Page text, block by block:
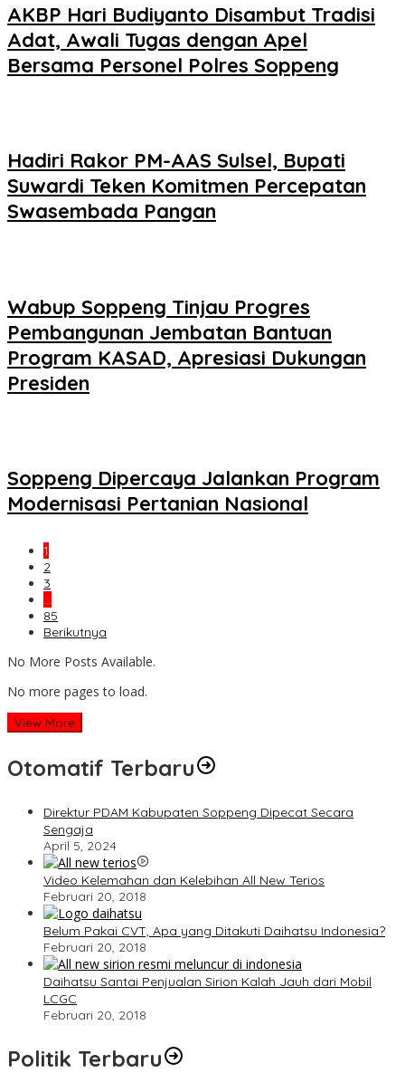
AKBP Hari Budiyanto Disambut Tradisi
Adat, Awali Tugas dengan Apel
Bersama Personel Polres Soppeng
Hadiri Rakor PM-AAS Sulsel, Bupati
Suwardi Teken Komitmen Percepatan
Swasembada Pangan
Wabup Soppeng Tinjau Progres
Pembangunan Jembatan Bantuan
Program KASAD, Apresiasi Dukungan
Presiden
Soppeng Dipercaya Jalankan Program
Modernisasi Pertanian Nasional
1
2
3
…
85
Berikutnya
No More Posts Available.
No more pages to load.
View More
Otomatif Terbaru
Direktur PDAM Kabupaten Soppeng Dipecat Secara
Sengaja
April 5, 2024
Video Kelemahan dan Kelebihan All New Terios
Februari 20, 2018
Belum Pakai CVT, Apa yang Ditakuti Daihatsu Indonesia?
Februari 20, 2018
Daihatsu Santai Penjualan Sirion Kalah Jauh dari Mobil
LCGC
Februari 20, 2018
Politik Terbaru